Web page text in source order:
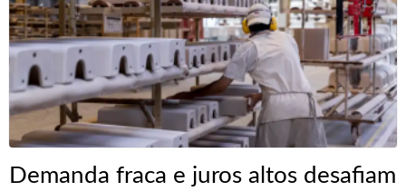
Demanda fraca e juros altos desafiam